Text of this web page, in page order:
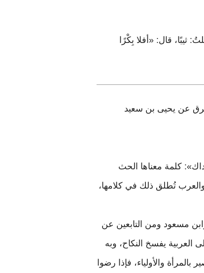
قال: قال لي رسولُ الله ﷺ: «أتزوجْتَ؟» قلتُ: نعم، قال: «أبِكرًا أم ثيِّباَ؟» (١) فقلتُ: ثيبًا، قال: «أفلا بِكْرًا
(١٤٦٦)، وابن ماجه (١٨٥٨)، والنسائي في «الكبرى» (٥٣١٨) من طرق عن يحيى بن سعيد
كلمة معناها الحث
تُطلق ذلك في كلامها،
عمر وابن مسعود ومن التابعين عن
العربية يفسخ النكاح، وبه
والأولياء، فإذا رضوا